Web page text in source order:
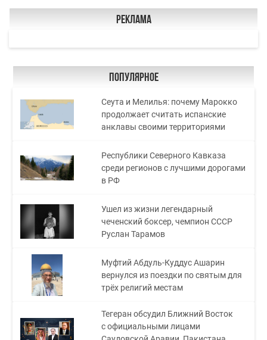
Реклама
Популярное
Сеута и Мелилья: почему Марокко
продолжает считать испанские
анклавы своими территориями
Республики Северного Кавказа
среди регионов с лучшими дорогами
в РФ
Ушел из жизни легендарный
чеченский боксер, чемпион СССР
Руслан Тарамов
Муфтий Абдуль-Куддус Ашарин
вернулся из поездки по святым для
трёх религий местам
Тегеран обсудил Ближний Восток
с официальными лицами